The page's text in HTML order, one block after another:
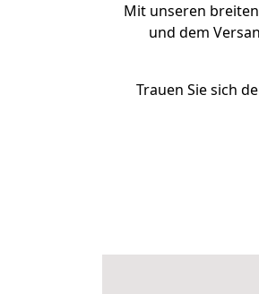
Mit unseren
und dem
Trauen Sie sich